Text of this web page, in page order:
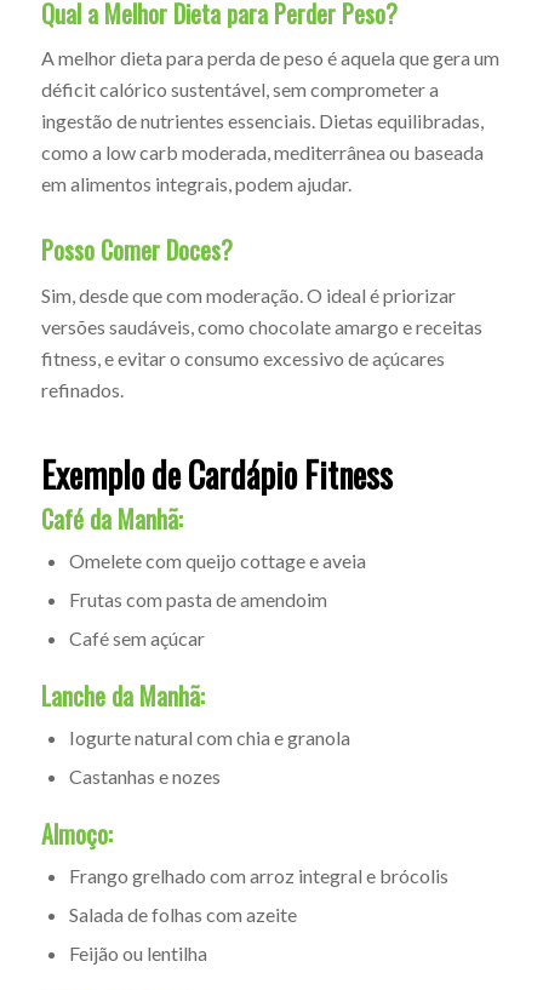
Qual a Melhor Dieta para Perder Peso?
A melhor dieta para perda de peso é aquela que gera um
déficit calórico sustentável, sem comprometer a
ingestão de nutrientes essenciais. Dietas equilibradas,
como a low carb moderada, mediterrânea ou baseada
em alimentos integrais, podem ajudar.
Posso Comer Doces?
Sim, desde que com moderação. O ideal é priorizar
versões saudáveis, como chocolate amargo e receitas
fitness, e evitar o consumo excessivo de açúcares
refinados.
Exemplo de Cardápio Fitness
Café da Manhã:
Omelete com queijo cottage e aveia
Frutas com pasta de amendoim
Café sem açúcar
Lanche da Manhã:
Iogurte natural com chia e granola
Castanhas e nozes
Almoço:
Frango grelhado com arroz integral e brócolis
Salada de folhas com azeite
Feijão ou lentilha